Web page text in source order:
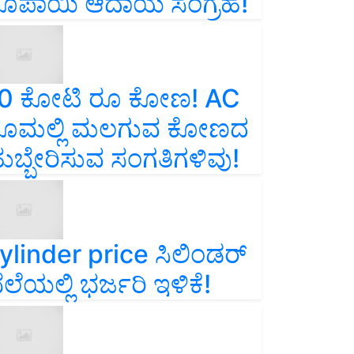
ಕೋಟಿ ರೂ ಕೋಣ! AC
ಮಲಗುವ ಕೋಣದ
ಸಂಗತಿಗಳಿವು!
price ಸಿಲಿಂಡರ್‌
ಭರ್ಜರಿ ಇಳಿಕೆ!